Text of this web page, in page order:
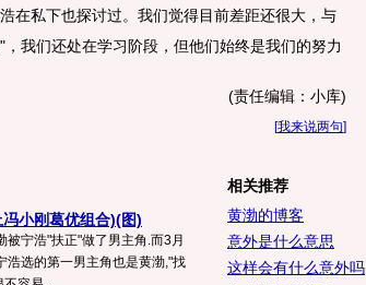
在私下也探讨过。我们觉得目前差距还很大，与
我们还处在学习阶段，但他们始终是我们的努力
(责任编辑：小库)
[我来说两句]
小刚葛优组合)(图)
被宁浩"扶正"做了男主角.而3月
浩选的第一男主角也是黄渤,"找
相关推荐
黄渤的博客
意外是什么意思
这样会有什么意外吗